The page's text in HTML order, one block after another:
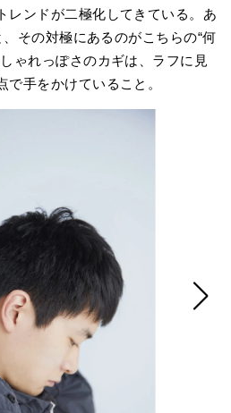
レンドが二極化してきている。あ
、その対極にあるのがこちらの“何
ゃれっぽさのカギは、ラフに見
で手をかけていること。